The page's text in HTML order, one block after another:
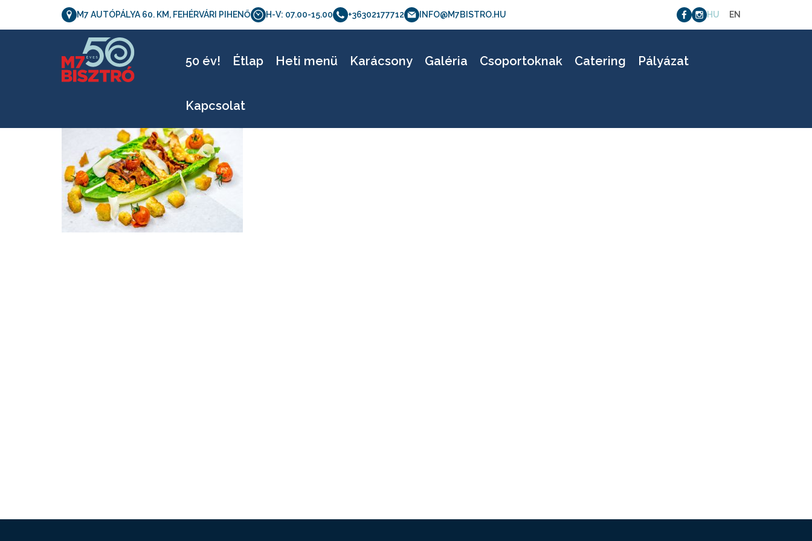
M7 AUTÓPÁLYA 60. KM, FEHÉRVÁRI PIHENŐ H-V: 07.00-15.00 +36302177712 INFO@M7BISTRO.HU HU EN
50 év! Étlap Heti menü Karácsony Galéria Csoportoknak Catering Pályázat
Kapcsolat
etel_05